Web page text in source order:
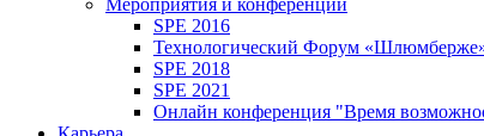
Мероприятия и конференции
SPE 2016
Технологический Форум
SPE 2018
SPE 2021
Онлайн конференция "Время